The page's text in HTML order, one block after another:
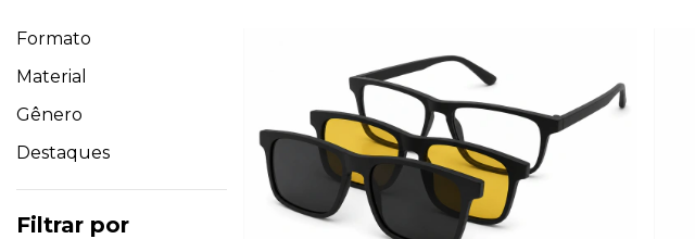
Formato
Material
Gênero
Destaques
Filtrar por